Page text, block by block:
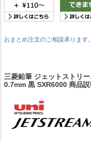
おまとめ注文のご相談承ります
三菱鉛筆 ジェットストリ
0.7mm 黒 SXR6000 商品説